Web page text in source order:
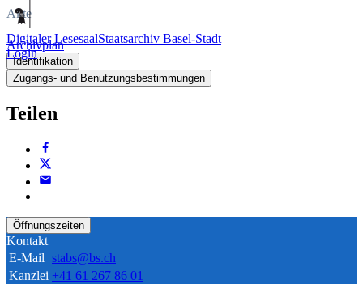
Digitaler LesesaalStaatsarchiv Basel-Stadt
Login
Akte
Archivplan
Identifikation
Zugangs- und Benutzungsbestimmungen
Teilen
Öffnungszeiten
Kontakt
E-Mail stabs@bs.ch
Kanzlei +41 61 267 86 01